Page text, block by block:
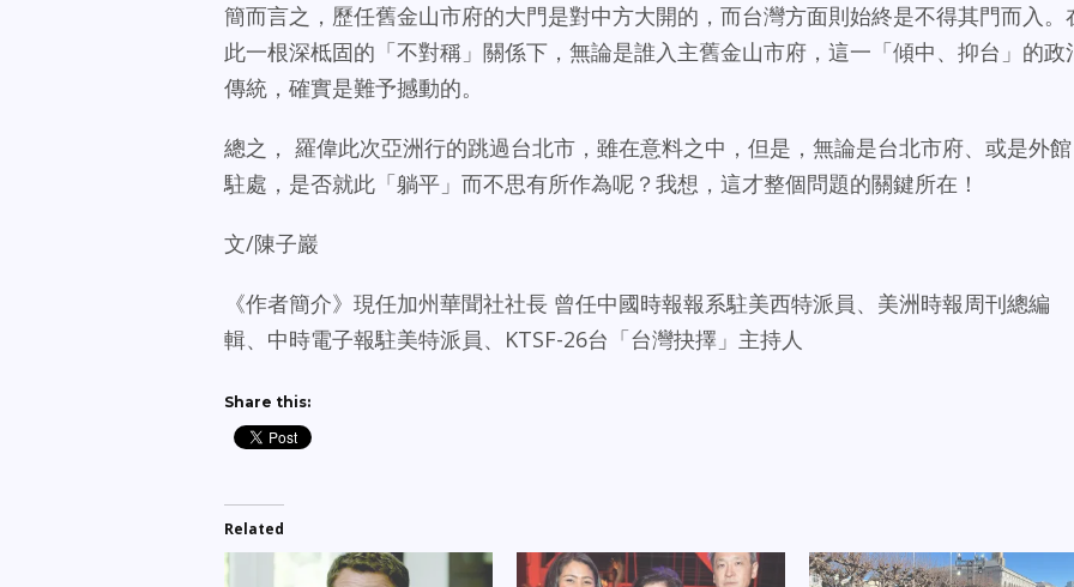
簡而言之，歷任舊金山市府的大門是對中方大開的，而台灣方面則始終是不得其門而入。
此一根深柢固的「不對稱」關係下，無論是誰入主舊金山市府，這一「傾中、抑台」的政
傳統，確實是難予撼動的。
總之， 羅偉此次亞洲行的跳過台北市，雖在意料之中，但是，無論是台北市府、或是外館
駐處，是否就此「躺平」而不思有所作為呢？我想，這才整個問題的關鍵所在！
文/陳子巖
《作者簡介》現任加州華聞社社長 曾任中國時報報系駐美西特派員、美洲時報周刊總編
輯、中時電子報駐美特派員、KTSF-26台「台灣抉擇」主持人
Share this:
Related